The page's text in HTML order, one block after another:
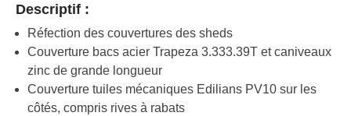
Descriptif :
Réfection des couvertures des sheds
Couverture bacs acier Trapeza 3.333.39T et caniveaux
zinc de grande longueur
Couverture tuiles mécaniques Edilians PV10 sur les
côtés, compris rives à rabats